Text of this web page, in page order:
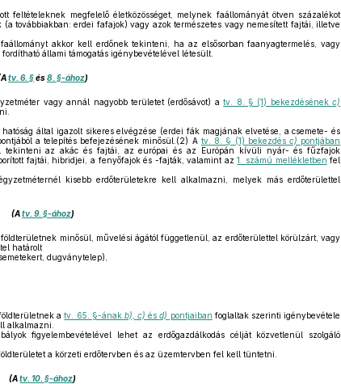
feltételeknek megfelelő életközösséget, melynek faállományát ötven százalékot
(a továbbiakban: erdei fafajok) vagy azok természetes vagy nemesített fajtái, illetve
akkor kell erdőnek tekinteni, ha az elsősorban faanyagtermelés, vagy
állami támogatás igénybevételével létesült.
tv. 6. §és8. §-ához)
vagy annál nagyobb területet (erdősávot) atv. 8. § (1) bekezdésénekc)
által igazolt sikeres elvégzése (erdei fák magjának elvetése, a csemete- és
a telepítés befejezésének minősül.(2) A tv. 8. § (1) bekezdés c) pontjában
tekinteni az akác és fajtái, az európai és az Európán kívüli nyár- és fűzfajok
fajtái, hibridjei, a fenyőfajok és -fajták, valamint az1. számú mellékletben fel
kisebb erdőterületekre kell alkalmazni, melyek más erdőterülettel
(Atv. 9. §-ához)
minősül, művelési ágától függetlenül, az erdőterülettel körülzárt, vagy
határolt
dugványtelep),
atv. 65. §-ának b), c) ésd) pontjaiban foglaltak szerinti igénybevétele
alkalmazni.
figyelembevételével lehet az erdőgazdálkodás célját közvetlenül szolgáló
a körzeti erdőtervben és az üzemtervben fel kell tüntetni.
(Atv. 10. §-ához)